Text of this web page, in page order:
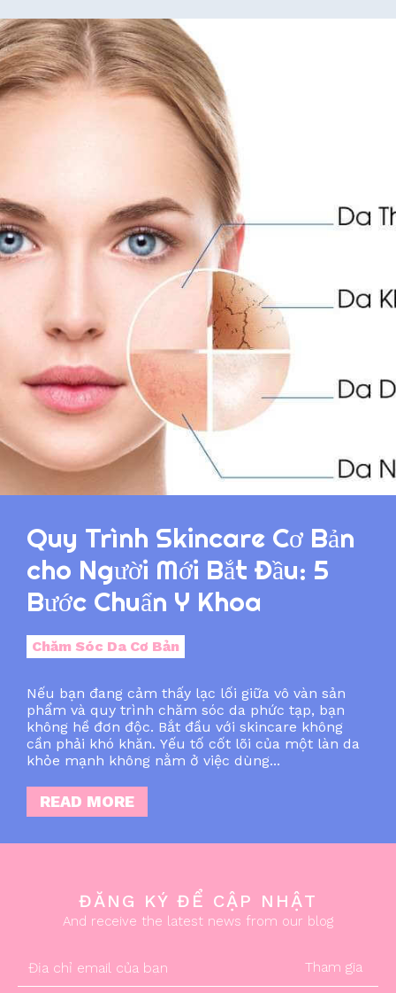
Quy Trình Skincare Cơ Bản
cho Người Mới Bắt Đầu: 5
Bước Chuẩn Y Khoa
Chăm Sóc Da Cơ Bản
Nếu bạn đang cảm thấy lạc lối giữa vô vàn sản
phẩm và quy trình chăm sóc da phức tạp, bạn
không hề đơn độc. Bắt đầu với skincare không
cần phải khó khăn. Yếu tố cốt lõi của một làn da
khỏe mạnh không nằm ở việc dùng...
READ MORE
ĐĂNG KÝ ĐỂ CẬP NHẬT
And receive the latest news from our blog
Tham gia